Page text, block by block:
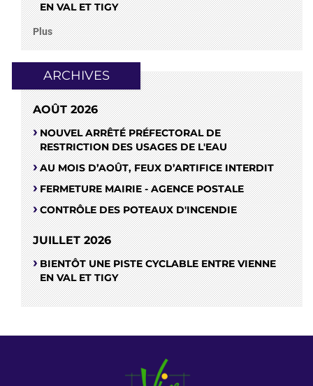
EN VAL ET TIGY
Plus
ARCHIVES
AOÛT 2026
NOUVEL ARRÊTÉ PRÉFECTORAL DE
RESTRICTION DES USAGES DE L'EAU
AU MOIS D’AOÛT, FEUX D’ARTIFICE INTERDIT
FERMETURE MAIRIE - AGENCE POSTALE
CONTRÔLE DES POTEAUX D'INCENDIE
JUILLET 2026
BIENTÔT UNE PISTE CYCLABLE ENTRE VIENNE
EN VAL ET TIGY